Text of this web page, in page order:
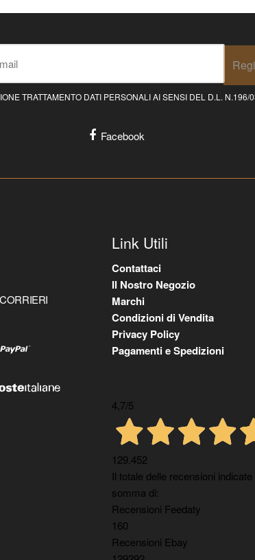
TRATTAMENTO DATI PERSONALI AI SENSI DEL D.L.
Facebook
Link Utili
Contattaci
Il Nostro Negozio
Marchi
Condizioni di Vendita
Privacy Policy
Pagamenti e Spedizioni
4,7/5
129.452
Il totale delle recensioni
somma di:
Recensioni Feedaty
160
Recensioni Ebay